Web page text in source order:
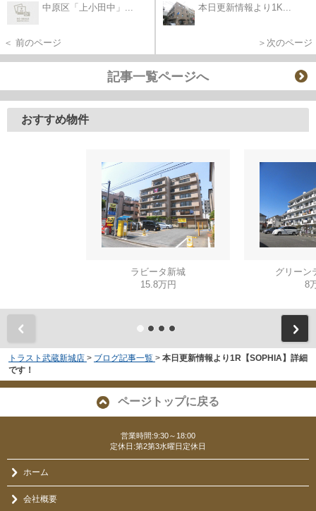
中原区「上小田中」...
＜ 前のページ
本日更新情報より1K...
＞次のページ
記事一覧ページへ
おすすめ物件
ラビータ新城
15.8万円
グリーン
8
トラスト武蔵新城店 > ブログ記事一覧 > 本日更新情報より1R【SOPHIA】詳細
です！
ページトップに戻る
営業時間:9:30～18:00
定休日:第2第3水曜日定休日
ホーム
会社概要